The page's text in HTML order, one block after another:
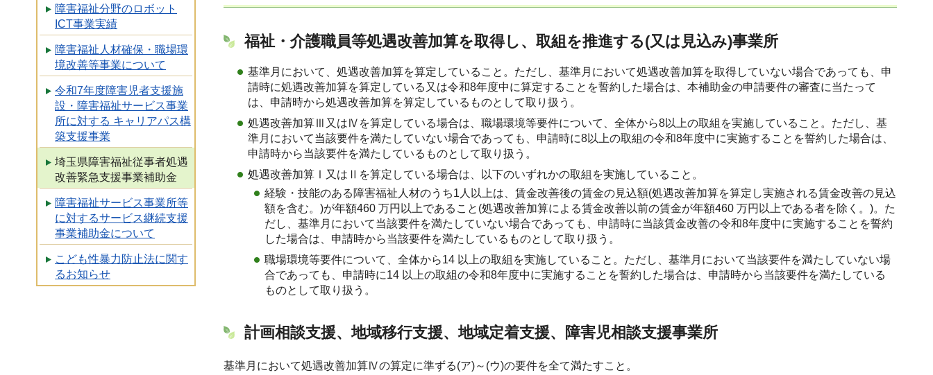
障害福祉分野のロボット
ICT事業実績
障害福祉人材確保・職場環
境改善等事業について
令和7年度障害児者支援施
設・障害福祉サービス事業
所に対する キャリアパス構
築支援事業
埼玉県障害福祉従事者処遇
改善緊急支援事業補助金
障害福祉サービス事業所等
に対するサービス継続支援
事業補助金について
こども性暴力防止法に関す
るお知らせ
福祉・介護職員等処遇改善加算を取得し、取組を推進する(又は見込み)事業所
基準月において、処遇改善加算を算定していること。ただし、基準月において処遇改善加算を取得していない場合であっても、申
請時に処遇改善加算を算定している又は令和8年度中に算定することを誓約した場合は、本補助金の申請要件の審査に当たって
は、申請時から処遇改善加算を算定しているものとして取り扱う。
処遇改善加算Ⅲ又はⅣを算定している場合は、職場環境等要件について、全体から8以上の取組を実施していること。ただし、基
準月において当該要件を満たしていない場合であっても、申請時に8以上の取組の令和8年度中に実施することを誓約した場合は、
申請時から当該要件を満たしているものとして取り扱う。
処遇改善加算Ⅰ又はⅡを算定している場合は、以下のいずれかの取組を実施していること。
経験・技能のある障害福祉人材のうち1人以上は、賃金改善後の賃金の見込額(処遇改善加算を算定し実施される賃金改善の見込
額を含む。)が年額460 万円以上であること(処遇改善加算による賃金改善以前の賃金が年額460 万円以上である者を除く。)。た
だし、基準月において当該要件を満たしていない場合であっても、申請時に当該賃金改善の令和8年度中に実施することを誓約
した場合は、申請時から当該要件を満たしているものとして取り扱う。
職場環境等要件について、全体から14 以上の取組を実施していること。ただし、基準月において当該要件を満たしていない場
合であっても、申請時に14 以上の取組の令和8年度中に実施することを誓約した場合は、申請時から当該要件を満たしている
ものとして取り扱う。
計画相談支援、地域移行支援、地域定着支援、障害児相談支援事業所
基準月において処遇改善加算Ⅳの算定に準ずる(ア)～(ウ)の要件を全て満たすこと。